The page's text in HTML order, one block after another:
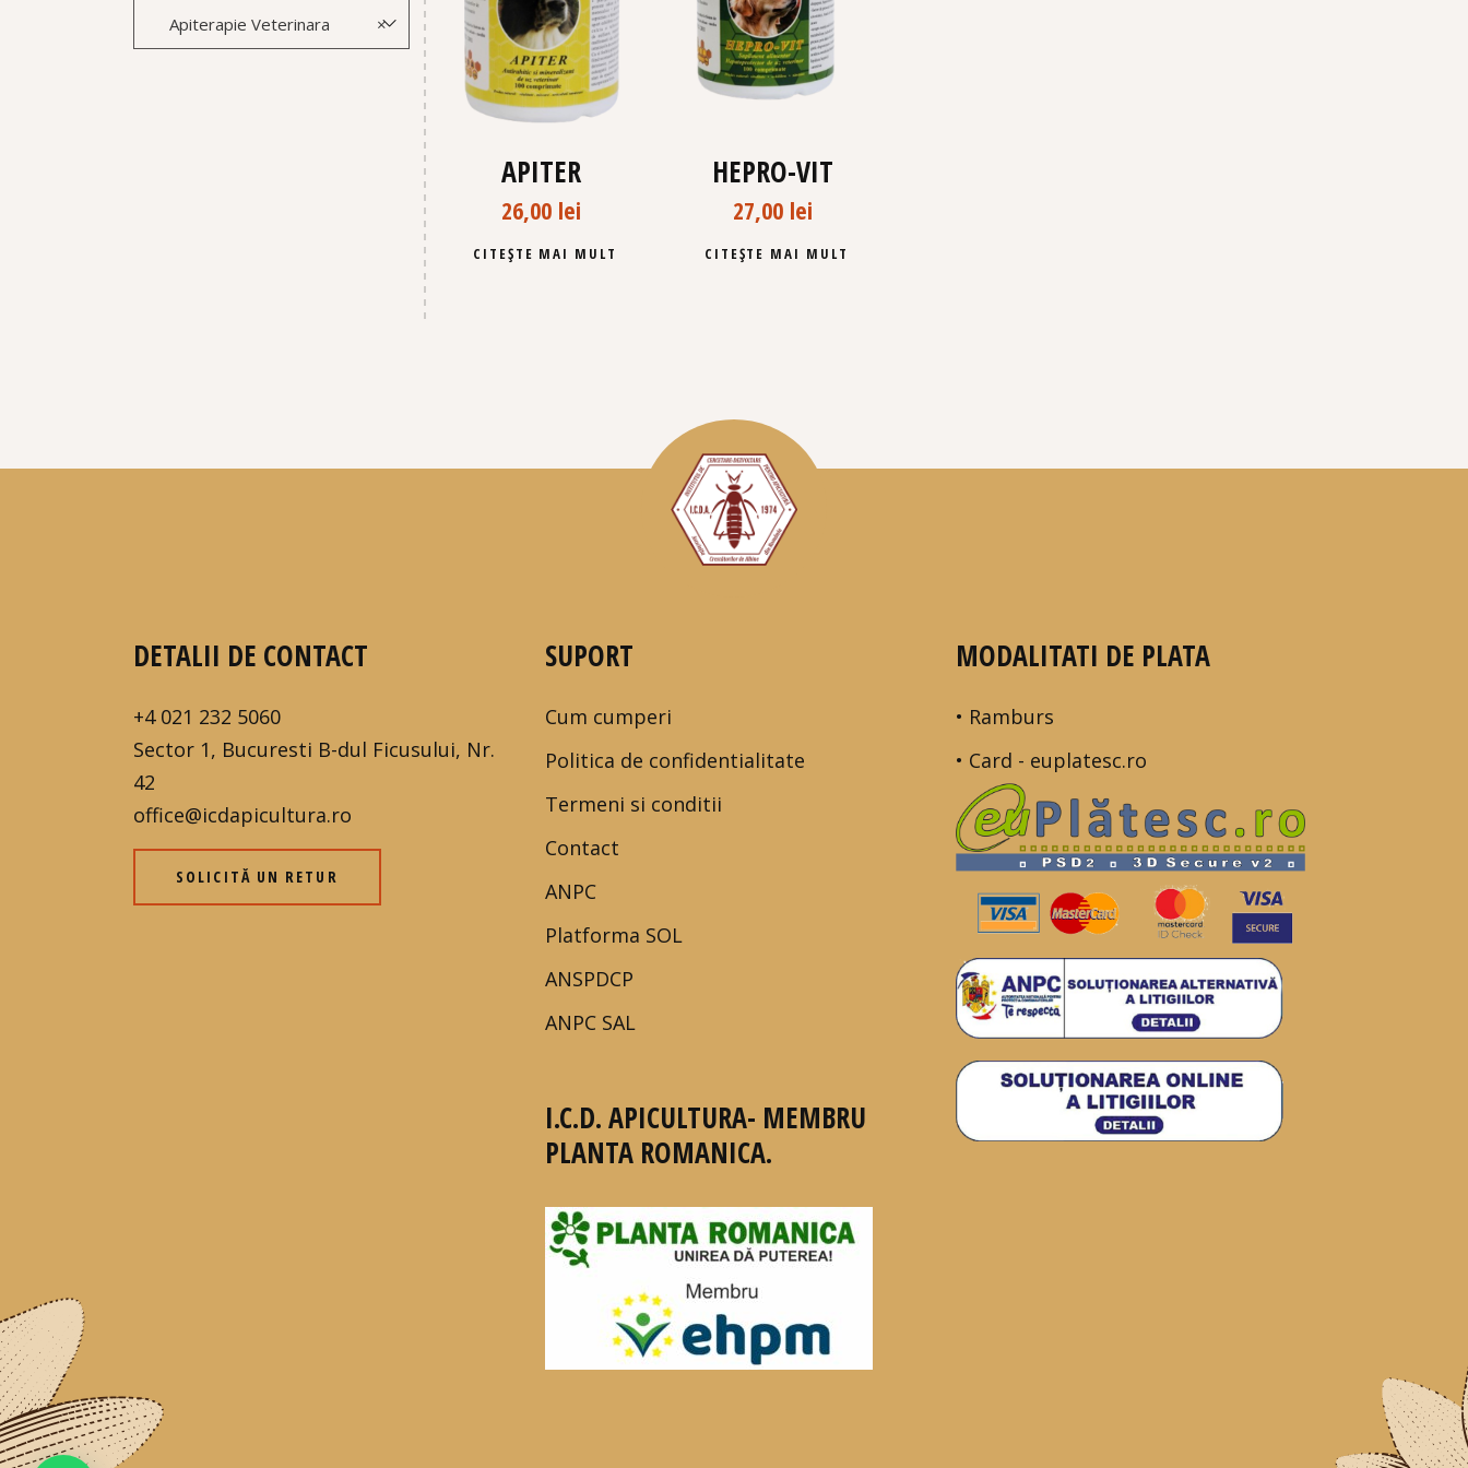
APITER
26,00 lei
CITEȘTE MAI MULT
HEPRO-VIT
27,00 lei
CITEȘTE MAI MULT
×
Apiterapie Veterinara
DETALII DE CONTACT
+4 021 232 5060
Sector 1, Bucuresti B-dul Ficusului, Nr.
42
office@icdapicultura.ro
SOLICITĂ UN RETUR
SUPORT
Cum cumperi
Politica de confidentialitate
Termeni si conditii
Contact
ANPC
Platforma SOL
ANSPDCP
ANPC SAL
I.C.D. APICULTURA- MEMBRU
PLANTA ROMANICA.
MODALITATI DE PLATA
• Ramburs
• Card - euplatesc.ro